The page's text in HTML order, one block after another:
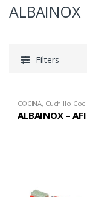
ALBAINOX
Filters
COCINA, Cuchillo
ALBAINOX –